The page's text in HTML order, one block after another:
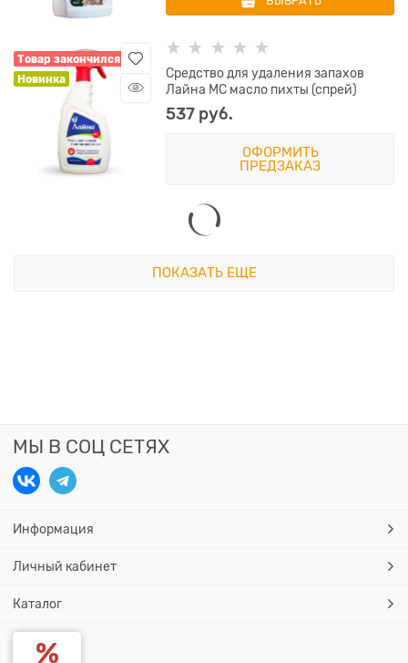
Товар закончился
Новинка
Средство для удаления запахов
Лайна МС масло пихты (спрей)
537 руб.
ОФОРМИТЬ
ПРЕДЗАКАЗ
ПОКАЗАТЬ ЕЩЕ
МЫ В СОЦ СЕТЯХ
Информация
Личный кабинет
Каталог